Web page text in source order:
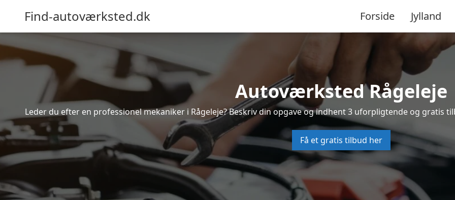
Find-autoværksted.dk Forside Jylland
Autoværksted Rågeleje
Leder du efter en professionel mekaniker i Rågeleje? Beskriv din opgave og indhent 3 uforpligtende og gratis
Få et gratis tilbud her